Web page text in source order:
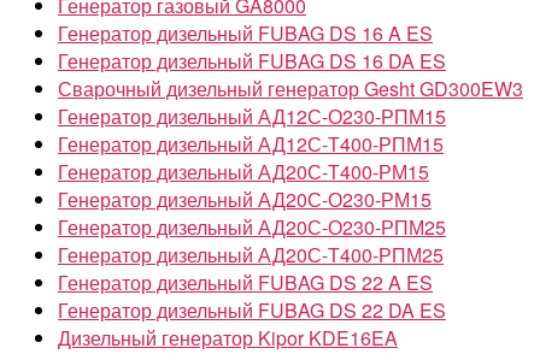
Генератор дизельный FUBAG DS 16 A ES
Генератор дизельный FUBAG DS 16 DA ES
Сварочный дизельный генератор Gesht GD300EW3
Генератор дизельный АД12С-О230-РПМ15
Генератор дизельный АД12С-Т400-РПМ15
Генератор дизельный АД20С-Т400-РМ15
Генератор дизельный АД20С-О230-РМ15
Генератор дизельный АД20С-О230-РПМ25
Генератор дизельный АД20С-Т400-РПМ25
Генератор дизельный FUBAG DS 22 A ES
Генератор дизельный FUBAG DS 22 DA ES
Дизельный генератор Kipor KDE16EA